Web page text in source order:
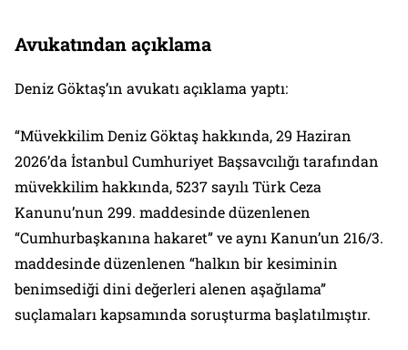
Avukatından açıklama
Deniz Göktaş’ın avukatı açıklama yaptı:
“Müvekkilim Deniz Göktaş hakkında, 29 Haziran
2026’da İstanbul Cumhuriyet Başsavcılığı tarafından
müvekkilim hakkında, 5237 sayılı Türk Ceza
Kanunu’nun 299. maddesinde düzenlenen
“Cumhurbaşkanına hakaret” ve aynı Kanun’un 216/3.
maddesinde düzenlenen “halkın bir kesiminin
benimsediği dini değerleri alenen aşağılama”
suçlamaları kapsamında soruşturma başlatılmıştır.